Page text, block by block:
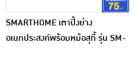
SMARTHOME เตาปิ้งย่าง
อเนกประสงค์พร้อมหม้อสุกี้ รุ่น SM-